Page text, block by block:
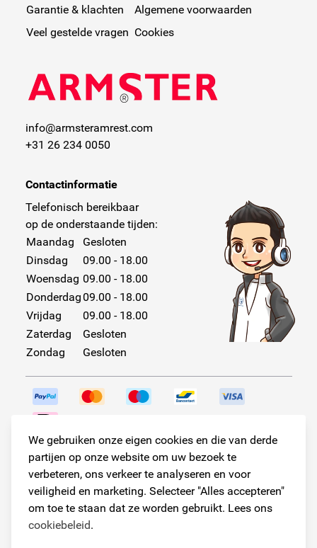
We gebruiken onze eigen cookies en die van derde
partijen op onze website om uw bezoek te
verbeteren, ons verkeer te analyseren en voor
veiligheid en marketing. Selecteer "Alles accepteren"
om toe te staan dat ze worden gebruikt. Lees ons
cookiebeleid.
Garantie & klachten
Veel gestelde vragen
Algemene voorwaarden
Cookies
info@armsteramrest.com
+31 26 234 0050
Contactinformatie
Telefonisch bereikbaar
op de onderstaande tijden:
Maandag
Gesloten
Dinsdag
09.00 - 18.00
Woensdag 09.00 - 18.00
Donderdag 09.00 - 18.00
Vrijdag
09.00 - 18.00
Zaterdag
Gesloten
Zondag
Gesloten
Volg ons!
© Copyright 2026
Armster Alle rechten voorbehouden